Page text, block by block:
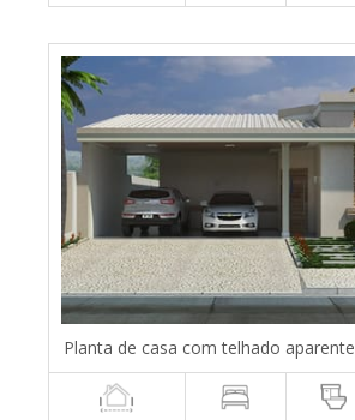
Planta de casa com telhado aparente